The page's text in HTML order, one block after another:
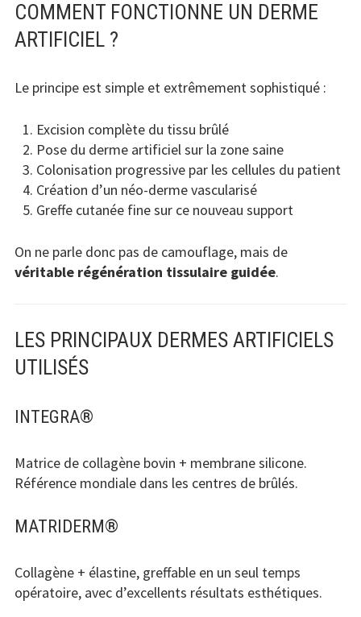
COMMENT FONCTIONNE UN DERME
ARTIFICIEL ?
Le principe est simple et extrêmement sophistiqué :
Excision complète du tissu brûlé
Pose du derme artificiel sur la zone saine
Colonisation progressive par les cellules du patient
Création d’un néo-derme vascularisé
Greffe cutanée fine sur ce nouveau support
On ne parle donc pas de camouflage, mais de
véritable régénération tissulaire guidée.
LES PRINCIPAUX DERMES ARTIFICIELS
UTILISÉS
INTEGRA®
Matrice de collagène bovin + membrane silicone.
Référence mondiale dans les centres de brûlés.
MATRIDERM®
Collagène + élastine, greffable en un seul temps
opératoire, avec d’excellents résultats esthétiques.